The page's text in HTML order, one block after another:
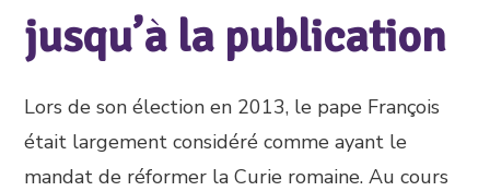
jusqu’à la publication
Lors de son élection en 2013, le pape François
était largement considéré comme ayant le
mandat de réformer la Curie romaine. Au cours